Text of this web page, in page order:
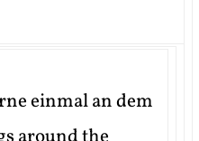
einmal an dem